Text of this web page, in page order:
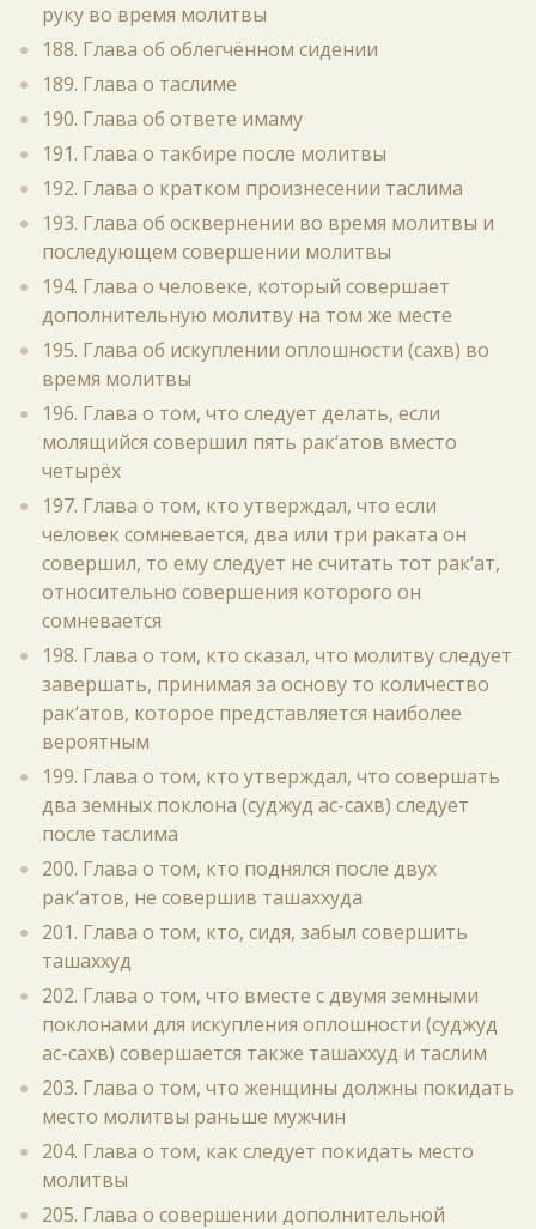
руку во время молитвы
188. Глава об облегчённом сидении
189. Глава о таслиме
190. Глава об ответе имаму
191. Глава о такбире после молитвы
192. Глава о кратком произнесении таслима
193. Глава об осквернении во время молитвы и
последующем совершении молитвы
194. Глава о человеке, который совершает
дополнительную молитву на том же месте
195. Глава об искуплении оплошности (сахв) во
время молитвы
196. Глава о том, что следует делать, если
молящийся совершил пять рак‘атов вместо
четырёх
197. Глава о том, кто утверждал, что если
человек сомневается, два или три раката он
совершил, то ему следует не считать тот рак‘ат,
относительно совершения которого он
сомневается
198. Глава о том, кто сказал, что молитву следует
завершать, принимая за основу то количество
рак‘атов, которое представляется наиболее
вероятным
199. Глава о том, кто утверждал, что совершать
два земных поклона (суджуд ас-сахв) следует
после таслима
200. Глава о том, кто поднялся после двух
рак‘атов, не совершив ташаххуда
201. Глава о том, кто, сидя, забыл совершить
ташаххуд
202. Глава о том, что вместе с двумя земными
поклонами для искупления оплошности (суджуд
ас-сахв) совершается также ташаххуд и таслим
203. Глава о том, что женщины должны покидать
место молитвы раньше мужчин
204. Глава о том, как следует покидать место
молитвы
205. Глава о совершении дополнительной